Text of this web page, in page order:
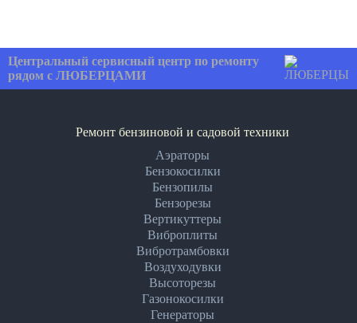
Центральный сервисный центр по ремонту
рядом с ЛЮБЕРЦАМИ
Ремонт бензиновой и садовой техники
Аэраторы
Бензокосилки
Бензопилы
Бензорезы
Вертикуттеры
Виброплиты
Вибротрамбовки
Воздуходувки
Высоторезы
Газонокосилки
Генераторы